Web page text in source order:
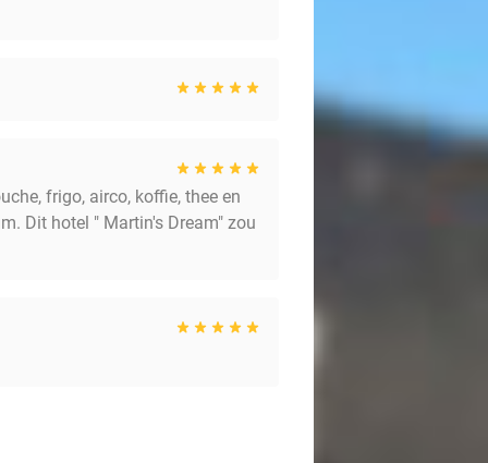
frigo, airco, koffie, thee en
Dit hotel " Martin's Dream" zou